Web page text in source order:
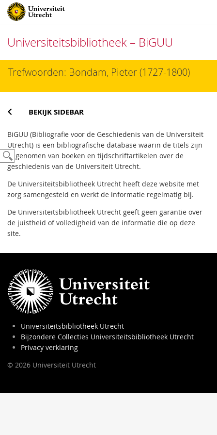
Universiteitsbibliotheek – BiGUU
naarTrefwoorden: Bondam, Pieter (1727-1800)
BEKIJK SIDEBAR
BiGUU (Bibliografie voor de Geschiedenis van de Universiteit
Utrecht) is een bibliografische database waarin de titels zijn
opgenomen van boeken en tijdschriftartikelen over de
geschiedenis van de Universiteit Utrecht.
De Universiteitsbibliotheek Utrecht heeft deze website met
zorg samengesteld en werkt de informatie regelmatig bij.
De Universiteitsbibliotheek Utrecht geeft geen garantie over
de juistheid of volledigheid van de informatie die op deze
site.
Universiteitsbibliotheek Utrecht
Bijzondere Collecties Universiteitsbibliotheek Utrecht
Privacy verklaring
© 2026 Universiteit Utrecht